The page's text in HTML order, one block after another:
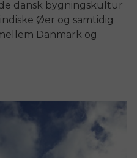
dansk bygningskultur
Øer og samtidig
Danmark og